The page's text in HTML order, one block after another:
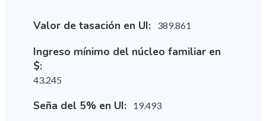
Valor de tasación en UI: 389.861
Ingreso mínimo del núcleo familiar en
$:
43.245
Seña del 5% en UI: 19.493